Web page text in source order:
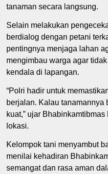
tanaman secara langsung.
Selain melakukan
berdialog dengan petani
pentingnya menjaga lahan
mengimbau warga agar
kendala di lapangan.
“Polri hadir untuk
berjalan. Kalau tanamannya
kuat,” ujar
lokasi.
Kelompok tani menyambut
menilai kehadiran
semangat dan rasa aman